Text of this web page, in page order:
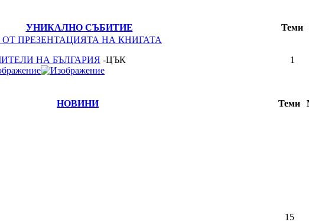
УНИКАЛНО СЪБИТИЕ Теми
ПРЕЗЕНТАЦИЯТА НА КНИГАТА
НА БЪЛГАРИЯ -ЦЪК 1
НОВИНИ Теми
15